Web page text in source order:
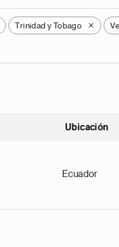
Trinidad y Tobago X
Ubicación
Ecuador